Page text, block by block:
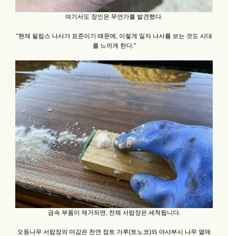
여기서도 장인은 무언가를 발견했다.
“현재 필립스 나사가 표준이기 때문에, 이렇게 일자 나사를 보는 것도 시대
를 느끼게 한다.”
금속 부품이 제거되면, 전체 서랍장은 세척됩니다.
오동나무 서랍장의 마감은 천연 점토 가루(토노코)와 야샤부시 나무 열매